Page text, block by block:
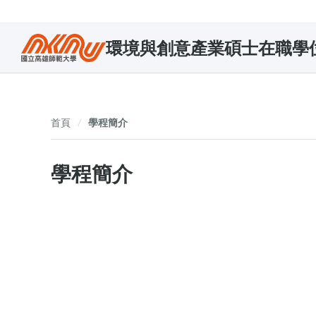
環境與創意產業碩士在職學
首頁 學程簡介
學程簡介